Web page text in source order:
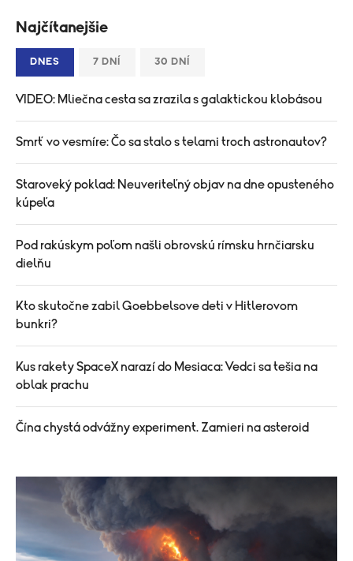
Najčítanejšie
DNES 7 DNÍ 30 DNÍ
VIDEO: Mliečna cesta sa zrazila s galaktickou klobásou
Smrť vo vesmíre: Čo sa stalo s telami troch astronautov?
Staroveký poklad: Neuveriteľný objav na dne opusteného
kúpeľa
Pod rakúskym poľom našli obrovskú rímsku hrnčiarsku
dielňu
Kto skutočne zabil Goebbelsove deti v Hitlerovom
bunkri?
Kus rakety SpaceX narazí do Mesiaca: Vedci sa tešia na
oblak prachu
Čína chystá odvážny experiment. Zamieri na asteroid